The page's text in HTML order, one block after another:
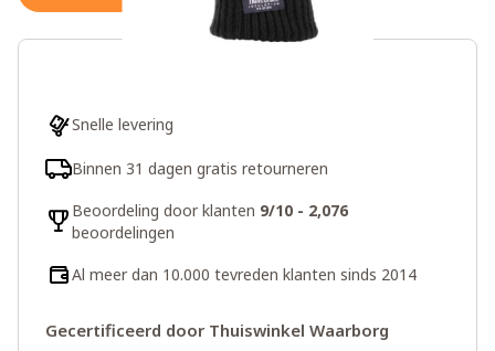
Snelle levering
Binnen 31 dagen gratis retourneren
Beoordeling door klanten 9/10 - 2,076
beoordelingen
Al meer dan 10.000 tevreden klanten sinds 2014
Gecertificeerd door Thuiswinkel Waarborg